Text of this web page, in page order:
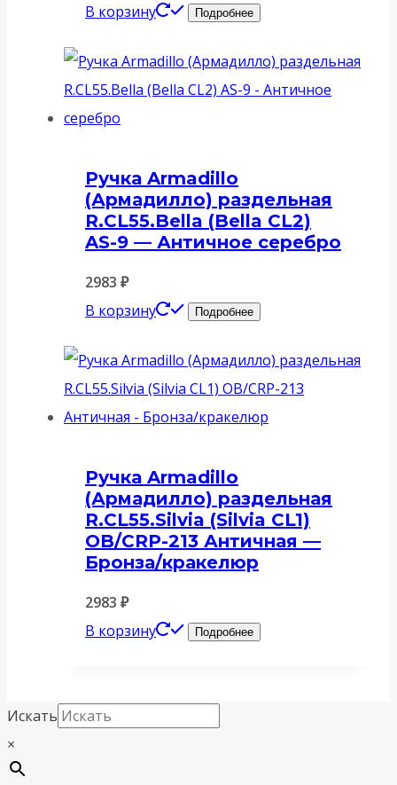
В корзину
Подробнее
Ручка Armadillo
(Армадилло) раздельная
R.CL55.Bella (Bella CL2)
AS-9 — Античное серебро
2983 ₽
В корзину
Подробнее
Ручка Armadillo
(Армадилло) раздельная
R.CL55.Silvia (Silvia CL1)
OB/CRP-213 Античная —
Бронза/кракелюр
2983 ₽
В корзину
Подробнее
Искать
×